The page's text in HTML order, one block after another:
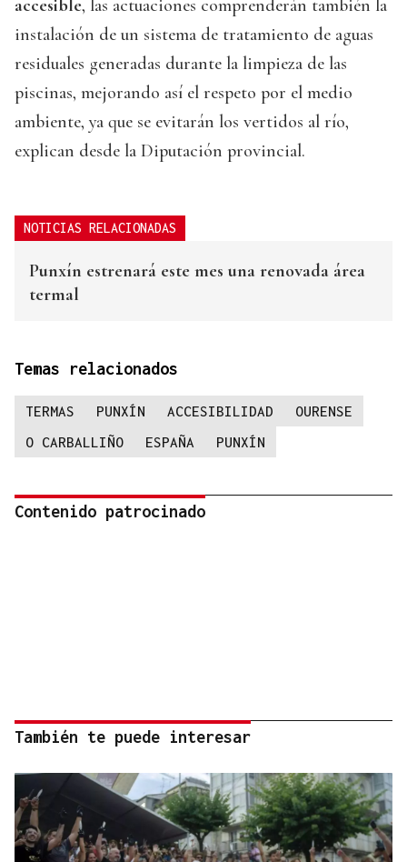
accesible, las actuaciones comprenderán también la
instalación de un sistema de tratamiento de aguas
residuales generadas durante la limpieza de las
piscinas, mejorando así el respeto por el medio
ambiente, ya que se evitarán los vertidos al río,
explican desde la Diputación provincial.
NOTICIAS RELACIONADAS
Punxín estrenará este mes una renovada área
termal
Temas relacionados
TERMAS PUNXÍN ACCESIBILIDAD
OURENSE
O CARBALLIÑO
ESPAÑA PUNXÍN
Contenido patrocinado
También te puede interesar